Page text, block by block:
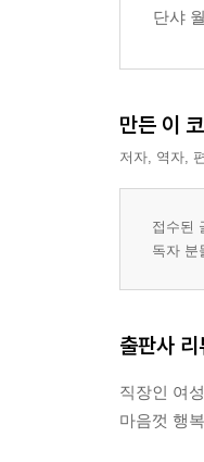
단샤
만든 이
저자, 역자,
접수된
독자 분
출판사 리
직장인 여
마음껏 행